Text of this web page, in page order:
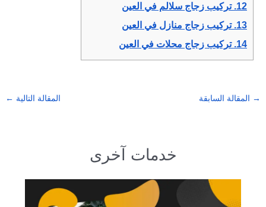
12. تركيب زجاج سلالم في العين
13. تركيب زجاج منازل في العين
14. تركيب زجاج محلات في العين
→ المقالة السابقة المقالة التالية ←
خدمات آخرى